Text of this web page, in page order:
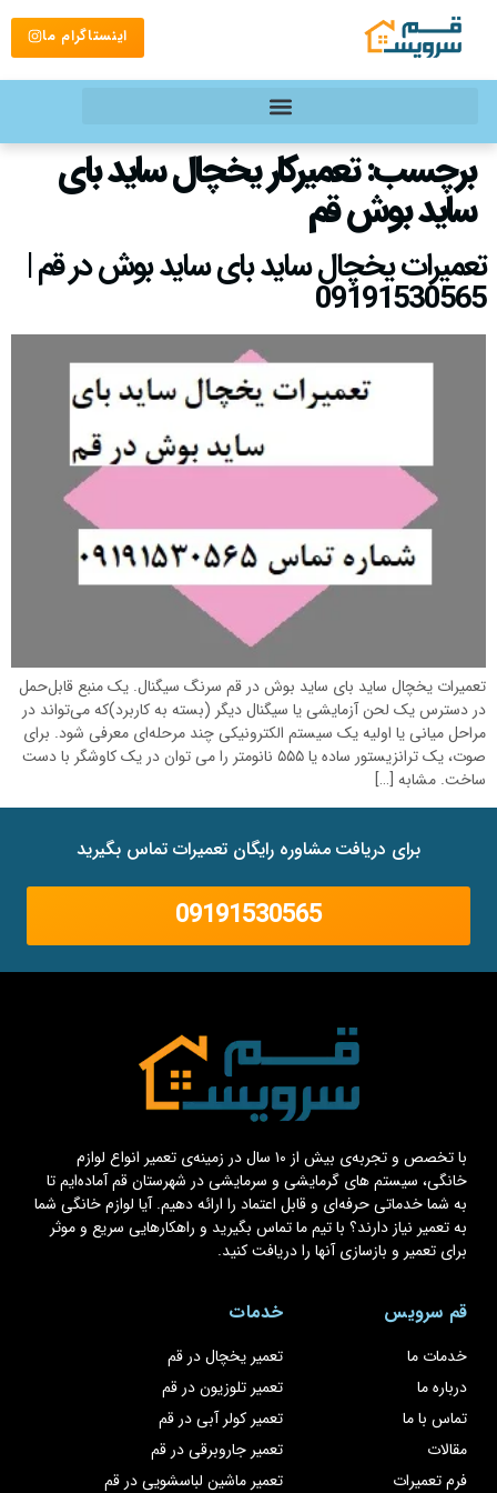
اینستاگرام ما
برچسب:تعمیرکار یخچال ساید بای
ساید بوش قم
تعمیرات یخچال ساید بای ساید بوش در قم |
09191530565
تعمیرات یخچال ساید بای ساید بوش در قم سرنگ سیگنال. یک منبع قابل‌حمل
در دسترس یک لحن آزمایشی یا سیگنال دیگر (بسته به کاربرد)که می‌تواند در
مراحل میانی یا اولیه یک سیستم الکترونیکی چند مرحله‌ای معرفی شود. برای
صوت، یک ترانزیستور ساده یا ۵۵۵ نانومتر را می توان در یک کاوشگر با دست
ساخت. مشابه […]
برای دریافت مشاوره رایگان تعمیرات تماس بگیرید
09191530565
با تخصص و تجربه‌ی بیش از ۱۰ سال در زمینه‌ی تعمیر انواع لوازم
خانگی، سیستم های گرمایشی و سرمایشی در شهرستان قم آماده‌ایم تا
به شما خدماتی حرفه‌ای و قابل اعتماد را ارائه دهیم. آیا لوازم خانگی شما
به تعمیر نیاز دارند؟ با تیم ما تماس بگیرید و راهکارهایی سریع و موثر
برای تعمیر و بازسازی آنها را دریافت کنید.
قم سرویس
خدمات ما
درباره ما
تماس با ما
مقالات
فرم تعمیرات
خدمات
تعمیر یخچال در قم
تعمیر تلوزیون در قم
تعمیر کولر آبی در قم
تعمیر جاروبرقی در قم
تعمیر ماشین لباسشویی در قم